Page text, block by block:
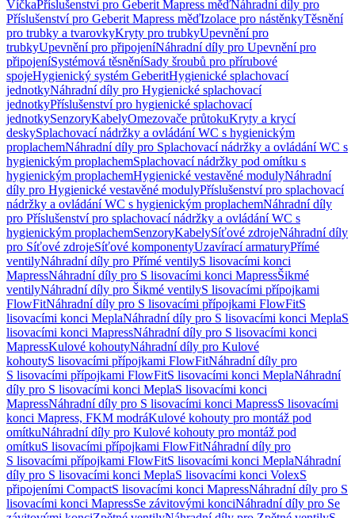
VíčkaPříslušenství pro Geberit Mapress měďNáhradní díly pro
Příslušenství pro Geberit Mapress měďIzolace pro nástěnkyTěsnění
pro trubky a tvarovkyKryty pro trubkyUpevnění pro
trubkyUpevnění pro připojeníNáhradní díly pro Upevnění pro
připojeníSystémová těsněníSady šroubů pro přírubové
spojeHygienický systém GeberitHygienické splachovací
jednotkyNáhradní díly pro Hygienické splachovací
jednotkyPříslušenství pro hygienické splachovací
jednotkySenzoryKabelyOmezovače průtokuKryty a krycí
deskySplachovací nádržky a ovládání WC s hygienickým
proplachemNáhradní díly pro Splachovací nádržky a ovládání WC s
hygienickým proplachemSplachovací nádržky pod omítku s
hygienickým proplachemHygienické vestavěné modulyNáhradní
díly pro Hygienické vestavěné modulyPříslušenství pro splachovací
nádržky a ovládání WC s hygienickým proplachemNáhradní díly
pro Příslušenství pro splachovací nádržky a ovládání WC s
hygienickým proplachemSenzoryKabelySíťové zdrojeNáhradní díly
pro Síťové zdrojeSíťové komponentyUzavírací armaturyPřímé
ventilyNáhradní díly pro Přímé ventilyS lisovacími konci
MapressNáhradní díly pro S lisovacími konci MapressŠikmé
ventilyNáhradní díly pro Šikmé ventilyS lisovacími přípojkami
FlowFitNáhradní díly pro S lisovacími přípojkami FlowFitS
lisovacími konci MeplaNáhradní díly pro S lisovacími konci MeplaS
lisovacími konci MapressNáhradní díly pro S lisovacími konci
MapressKulové kohoutyNáhradní díly pro Kulové
kohoutyS lisovacími přípojkami FlowFitNáhradní díly pro
S lisovacími přípojkami FlowFitS lisovacími konci MeplaNáhradní
díly pro S lisovacími konci MeplaS lisovacími konci
MapressNáhradní díly pro S lisovacími konci MapressS lisovacími
konci Mapress, FKM modráKulové kohouty pro montáž pod
omítkuNáhradní díly pro Kulové kohouty pro montáž pod
omítkuS lisovacími přípojkami FlowFitNáhradní díly pro
S lisovacími přípojkami FlowFitS lisovacími konci MeplaNáhradní
díly pro S lisovacími konci MeplaS lisovacími konci VolexS
připojeními CompactS lisovacími konci MapressNáhradní díly pro S
lisovacími konci MapressSe závitovými konciNáhradní díly pro Se